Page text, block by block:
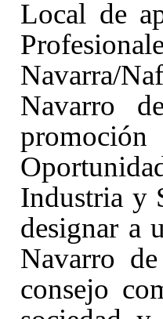
Local de
Navarra/
Navarro
Industria y
designar a
Navarro
consejo